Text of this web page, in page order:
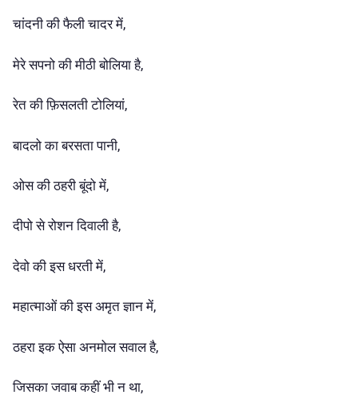
चांदनी की फैली चादर में,
मेरे सपनो की मीठी बोलिया है,
रेत की फ़िसलती टोलियां,
बादलो का बरसता पानी,
ओस की ठहरी बूंदो में,
दीपो से रोशन दिवाली है,
देवो की इस धरती में,
महात्माओं की इस अमृत ज्ञान में,
ठहरा इक ऐसा अनमोल सवाल है,
जिसका जवाब कहीं भी न था,